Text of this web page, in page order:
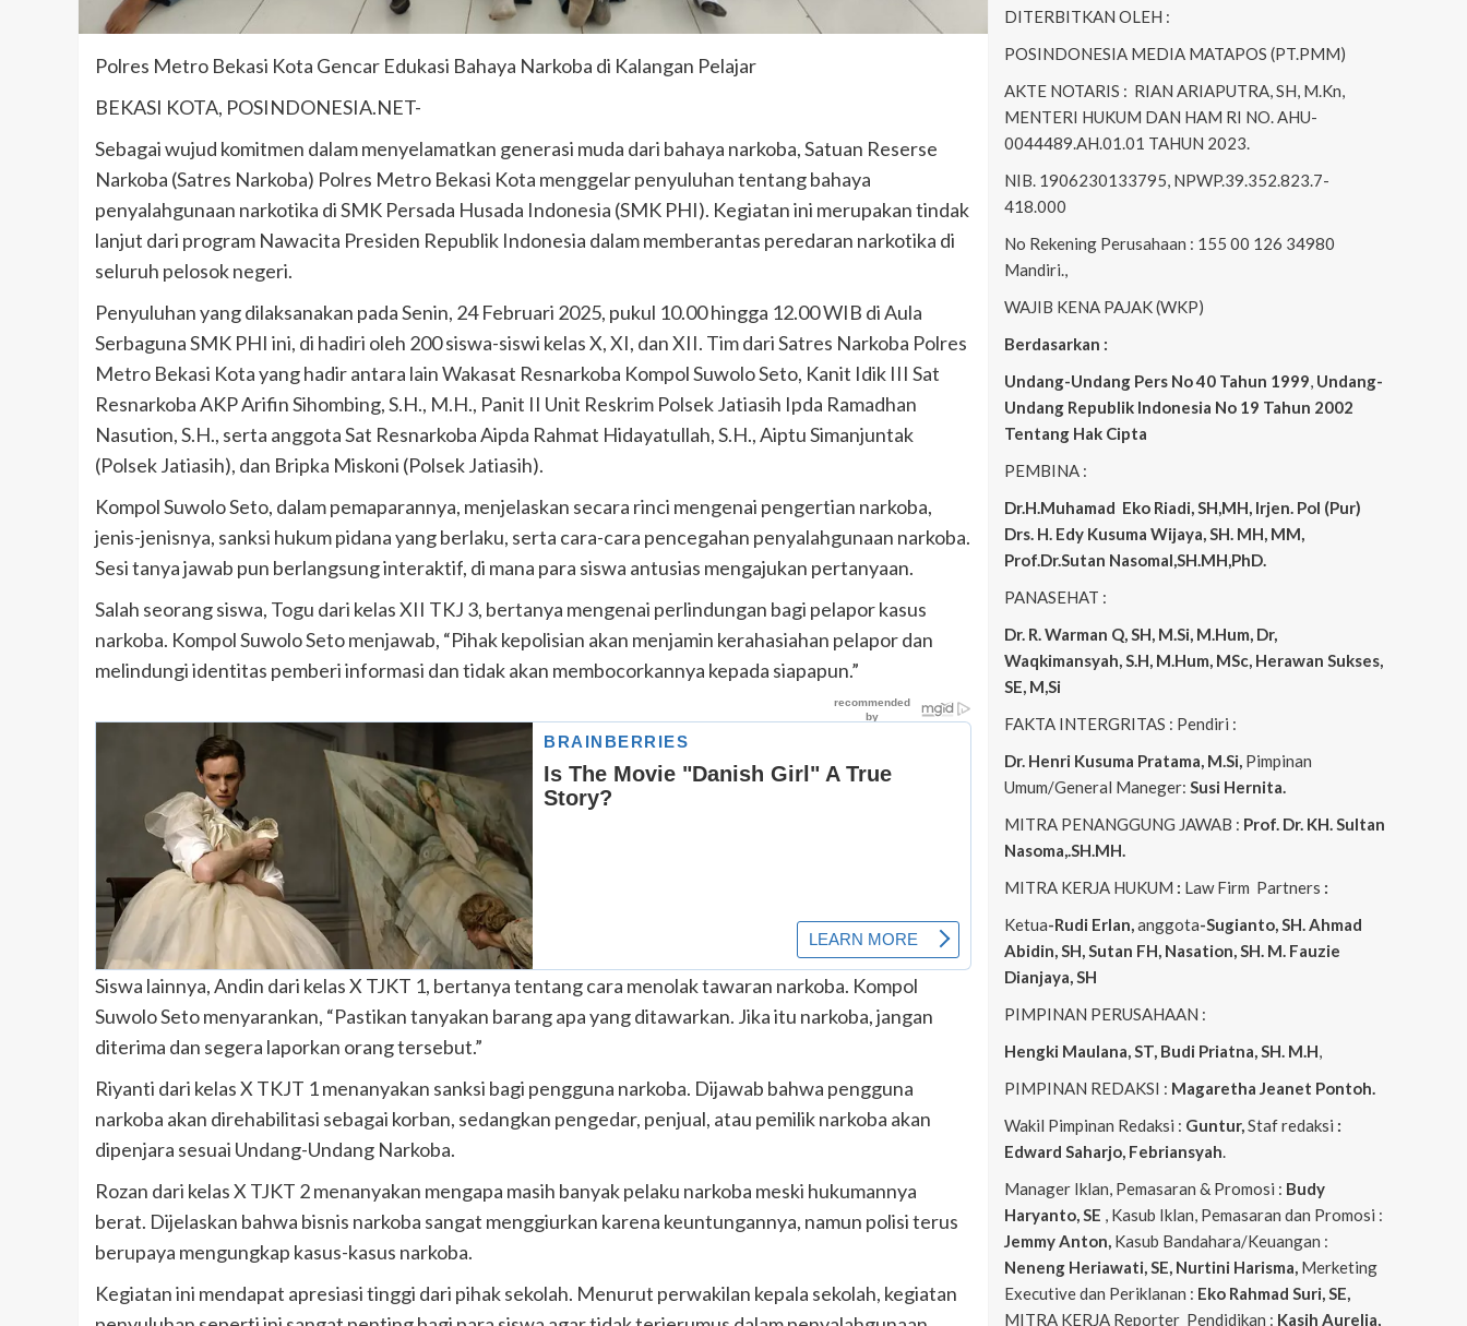
Polres Metro Bekasi Kota Gencar Edukasi Bahaya Narkoba di Kalangan Pelajar
BEKASI KOTA, POSINDONESIA.NET-
Sebagai wujud komitmen dalam menyelamatkan generasi muda dari bahaya narkoba, Satuan Reserse
Narkoba (Satres Narkoba) Polres Metro Bekasi Kota menggelar penyuluhan tentang bahaya
penyalahgunaan narkotika di SMK Persada Husada Indonesia (SMK PHI). Kegiatan ini merupakan tindak
lanjut dari program Nawacita Presiden Republik Indonesia dalam memberantas peredaran narkotika di
seluruh pelosok negeri.
Penyuluhan yang dilaksanakan pada Senin, 24 Februari 2025, pukul 10.00 hingga 12.00 WIB di Aula
Serbaguna SMK PHI ini, di hadiri oleh 200 siswa-siswi kelas X, XI, dan XII. Tim dari Satres Narkoba Polres
Metro Bekasi Kota yang hadir antara lain Wakasat Resnarkoba Kompol Suwolo Seto, Kanit Idik III Sat
Resnarkoba AKP Arifin Sihombing, S.H., M.H., Panit II Unit Reskrim Polsek Jatiasih Ipda Ramadhan
Nasution, S.H., serta anggota Sat Resnarkoba Aipda Rahmat Hidayatullah, S.H., Aiptu Simanjuntak
(Polsek Jatiasih), dan Bripka Miskoni (Polsek Jatiasih).
Kompol Suwolo Seto, dalam pemaparannya, menjelaskan secara rinci mengenai pengertian narkoba,
jenis-jenisnya, sanksi hukum pidana yang berlaku, serta cara-cara pencegahan penyalahgunaan narkoba.
Sesi tanya jawab pun berlangsung interaktif, di mana para siswa antusias mengajukan pertanyaan.
Salah seorang siswa, Togu dari kelas XII TKJ 3, bertanya mengenai perlindungan bagi pelapor kasus
narkoba. Kompol Suwolo Seto menjawab, “Pihak kepolisian akan menjamin kerahasiahan pelapor dan
melindungi identitas pemberi informasi dan tidak akan membocorkannya kepada siapapun.”
Siswa lainnya, Andin dari kelas X TJKT 1, bertanya tentang cara menolak tawaran narkoba. Kompol
Suwolo Seto menyarankan, “Pastikan tanyakan barang apa yang ditawarkan. Jika itu narkoba, jangan
diterima dan segera laporkan orang tersebut.”
Riyanti dari kelas X TKJT 1 menanyakan sanksi bagi pengguna narkoba. Dijawab bahwa pengguna
narkoba akan direhabilitasi sebagai korban, sedangkan pengedar, penjual, atau pemilik narkoba akan
dipenjara sesuai Undang-Undang Narkoba.
Rozan dari kelas X TJKT 2 menanyakan mengapa masih banyak pelaku narkoba meski hukumannya
berat. Dijelaskan bahwa bisnis narkoba sangat menggiurkan karena keuntungannya, namun polisi terus
berupaya mengungkap kasus-kasus narkoba.
Kegiatan ini mendapat apresiasi tinggi dari pihak sekolah. Menurut perwakilan kepala sekolah, kegiatan
DITERBITKAN OLEH :
POSINDONESIA MEDIA MATAPOS (PT.PMM)
AKTE NOTARIS : RIAN ARIAPUTRA, SH, M.Kn,
MENTERI HUKUM DAN HAM RI NO. AHU-
0044489.AH.01.01 TAHUN 2023.
NIB. 1906230133795, NPWP.39.352.823.7-
418.000
No Rekening Perusahaan : 155 00 126 34980
Mandiri.,
WAJIB KENA PAJAK (WKP)
Berdasarkan :
Undang-Undang Pers No 40 Tahun 1999, Undang-
Undang Republik Indonesia No 19 Tahun 2002
Tentang Hak Cipta
PEMBINA :
Dr.H.Muhamad Eko Riadi, SH,MH, Irjen. Pol (Pur)
Drs. H. Edy Kusuma Wijaya, SH. MH, MM,
Prof.Dr.Sutan Nasomal,SH.MH,PhD.
PANASEHAT :
Dr. R. Warman Q, SH, M.Si, M.Hum, Dr,
Waqkimansyah, S.H, M.Hum, MSc, Herawan Sukses,
SE, M,Si
FAKTA INTERGRITAS : Pendiri :
Dr. Henri Kusuma Pratama, M.Si, Pimpinan
Umum/General Maneger: Susi Hernita.
MITRA PENANGGUNG JAWAB : Prof. Dr. KH. Sultan
Nasoma,.SH.MH.
MITRA KERJA HUKUM : Law Firm Partners :
Ketua-Rudi Erlan,anggota-Sugianto, SH. Ahmad
Abidin, SH, Sutan FH, Nasation, SH. M. Fauzie
Dianjaya, SH
PIMPINAN PERUSAHAAN :
Hengki Maulana, ST, Budi Priatna, SH. M.H,
PIMPINAN REDAKSI : Magaretha Jeanet Pontoh.
Wakil Pimpinan Redaksi : Guntur,Staf redaksi :
Edward Saharjo, Febriansyah.
Manager Iklan, Pemasaran & Promosi : Budy
Haryanto, SE , Kasub Iklan, Pemasaran dan Promosi :
Jemmy Anton, Kasub Bandahara/Keuangan :
Neneng Heriawati, SE, Nurtini Harisma, Merketing
Executive dan Periklanan : Eko Rahmad Suri, SE,
MITRA KERJA Reporter Pendidikan : Kasih Aurelia,